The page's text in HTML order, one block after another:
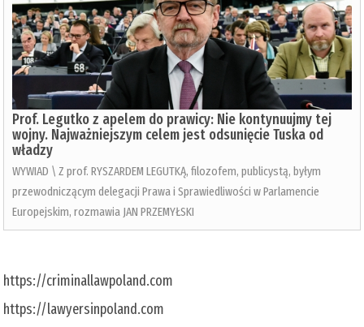
Prof. Legutko z apelem do prawicy: Nie kontynuujmy tej
wojny. Najważniejszym celem jest odsunięcie Tuska od
władzy
WYWIAD \ Z prof. RYSZARDEM LEGUTKĄ, filozofem, publicystą, byłym
przewodniczącym delegacji Prawa i Sprawiedliwości w Parlamencie
Europejskim, rozmawia JAN PRZEMYŁSKI
https://criminallawpoland.com
https://lawyersinpoland.com